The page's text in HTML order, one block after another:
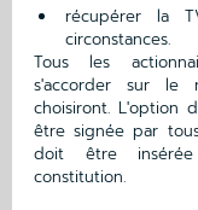
récupérer la
circonstances.
Tous les
s'accorder sur le
choisiront. L'option
être signée par
doit être
constitution.